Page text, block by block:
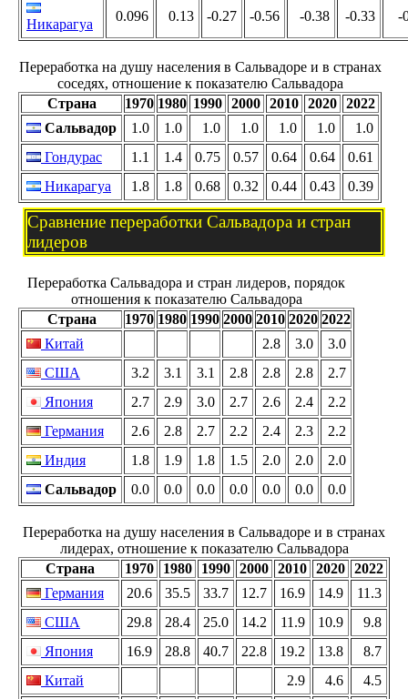
Никарагуа
0.096 0.13 -0.27 -0.56 -0.38 -0.33 -
Переработка на душу населения в Сальвадоре и в странах
соседях, отношение к показателю Сальвадора
Страна
1970 1980 1990 2000 2010 2020 2022
Сальвадор
1.0 1.0 1.0 1.0 1.0 1.0
1.0
Гондурас
1.1 1.4 0.75 0.57 0.64 0.64
0.61
Никарагуа
1.8 1.8 0.68 0.32 0.44 0.43 0.39
Сравнение переработки Сальвадора и стран
лидеров
Переработка Сальвадора и стран лидеров, порядок
отношения к показателю Сальвадора
Страна
1970 1980 1990 2000 2010 2020 2022
Китай
2.8 3.0
3.0
США
3.2 3.1 3.1 2.8 2.8 2.8
2.7
Япония
2.7 2.9 3.0 2.7 2.6 2.4
2.2
Германия
2.6 2.8 2.7 2.2 2.4 2.3
2.2
Индия
1.8 1.9 1.8 1.5 2.0 2.0
2.0
Сальвадор
0.0 0.0 0.0 0.0 0.0 0.0 0.0
Переработка на душу населения в Сальвадоре и в странах
лидерах, отношение к показателю Сальвадора
Страна
1970 1980 1990 2000 2010 2020 2022
Германия
20.6 35.5 33.7 12.7 16.9 14.9
11.3
США
29.8 28.4 25.0 14.2 11.9 10.9
9.8
Япония
16.9 28.8 40.7 22.8 19.2 13.8
8.7
Китай
2.9 4.6 4.5